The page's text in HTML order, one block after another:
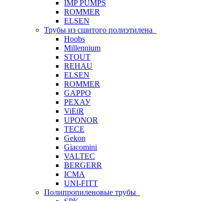
IMP PUMPS
ROMMER
ELSEN
Трубы из сшитого полиэтилена
Hoobs
Millennium
STOUT
REHAU
ELSEN
ROMMER
GAPPO
РЕХАУ
ViEiR
UPONOR
TECE
Gekon
Giacomini
VALTEC
BERGERR
ICMA
UNI-FITT
Полипропиленовые трубы